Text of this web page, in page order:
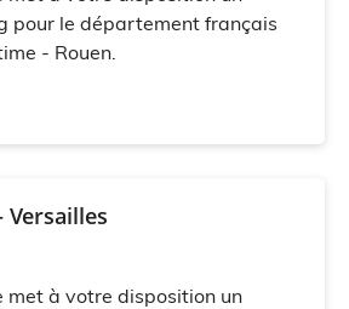
pour le département français
- Rouen.
Versailles
à votre disposition un